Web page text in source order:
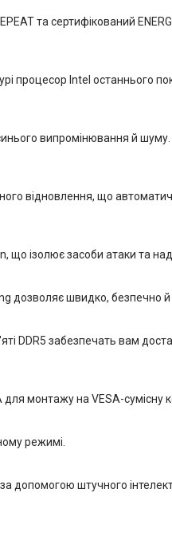
та сертифікований
процесор Intel останнього
випромінювання й
відновлення, що
ізолює засоби атаки та
дозволяє швидко, безпечно
DDR5 забезпечать вам
монтажу на VESA-сумісну
режимі.
допомогою штучного